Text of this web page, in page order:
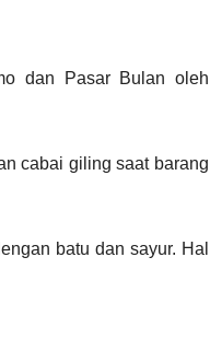
dan Pasar Bulan oleh
cabai giling saat barang
batu dan sayur. Hal